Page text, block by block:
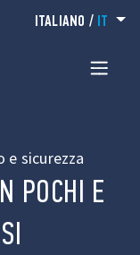
ITALIANO / IT
sicurezza
POCHI E